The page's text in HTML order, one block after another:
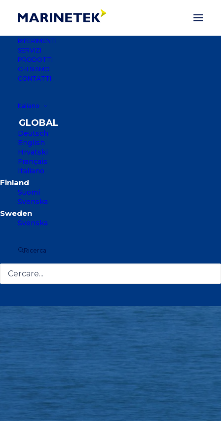
RIFERIMENTI
SERVIZI
PRODOTTI
CHI SIAMO
CONTATTI
Italiano
Deutsch
English
Hrvatski
Français
Italiano
Suomi
Svenska
Svenska
Ricerca